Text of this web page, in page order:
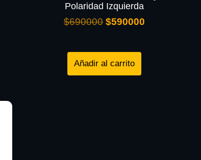
Polaridad Izquierda
$690000 $590000
Añadir al carrito